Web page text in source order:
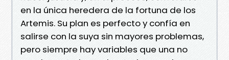
en la única heredera de la fortuna de los
Artemis. Su plan es perfecto y confía en
salirse con la suya sin mayores problemas,
pero siempre hay variables que una no